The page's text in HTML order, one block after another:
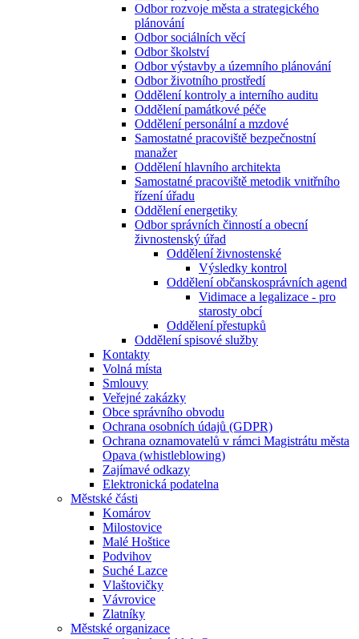
Odbor rozvoje města a strategického
plánování
Odbor sociálních věcí
Odbor školství
Odbor výstavby a územního plánování
Odbor životního prostředí
Oddělení kontroly a interního auditu
Oddělení památkové péče
Oddělení personální a mzdové
Samostatné pracoviště bezpečnostní
manažer
Oddělení hlavního architekta
Samostatné pracoviště metodik vnitřního
řízení úřadu
Oddělení energetiky
Odbor správních činností a obecní
živnostenský úřad
Oddělení živnostenské
Výsledky kontrol
Oddělení občanskosprávních agend
Vidimace a legalizace - pro
starosty obcí
Oddělení přestupků
Oddělení spisové služby
Kontakty
Volná místa
Smlouvy
Veřejné zakázky
Obce správního obvodu
Ochrana osobních údajů (GDPR)
Ochrana oznamovatelů v rámci Magistrátu města
Opava (whistleblowing)
Zajímavé odkazy
Elektronická podatelna
Městské části
Komárov
Milostovice
Malé Hoštice
Podvihov
Suché Lazce
Vlaštovičky
Vávrovice
Zlatníky
Městské organizace